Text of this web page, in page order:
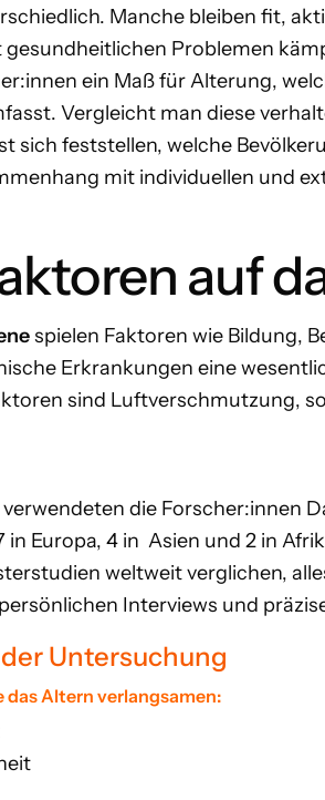
Manche bleiben fit,
Problemen
ein Maß für Alterung,
Vergleicht man diese
sich feststellen, welche
mit individuellen und
auf
spielen Faktoren wie Bildung,
Erkrankungen eine
sind Luftverschmutzung,
die Forscher:innen
in Europa, 4 in Asien und 2 in
weltweit verglichen,
Interviews und
Untersuchung
das Altern verlangsamen: